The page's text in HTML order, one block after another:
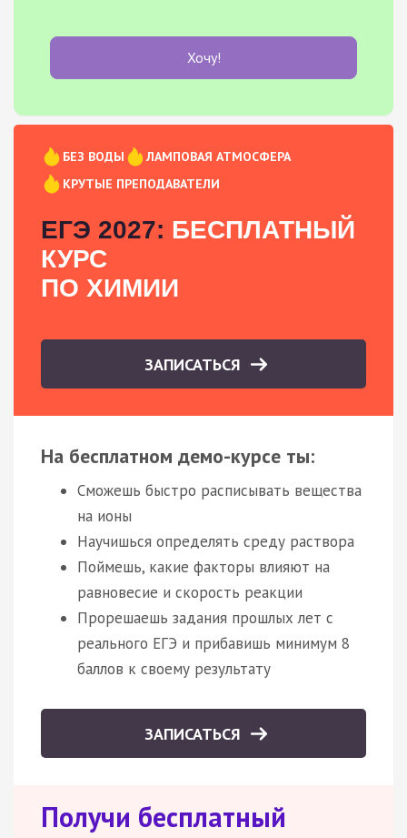
Хочу!
БЕЗ ВОДЫ
ЛАМПОВАЯ АТМОСФЕРА
КРУТЫЕ ПРЕПОДАВАТЕЛИ
ЕГЭ 2027: БЕСПЛАТНЫЙ
КУРС
ПО ХИМИИ
ЗАПИСАТЬСЯ
На бесплатном демо-курсе ты:
Сможешь быстро расписывать вещества
на ионы
Научишься определять среду раствора
Поймешь, какие факторы влияют на
равновесие и скорость реакции
Прорешаешь задания прошлых лет с
реального ЕГЭ и прибавишь минимум 8
баллов к своему результату
ЗАПИСАТЬСЯ
Получи бесплатный